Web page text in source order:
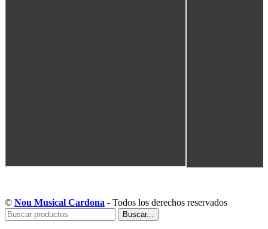
© Nou Musical Cardona - Todos los derechos reservados
Buscar...